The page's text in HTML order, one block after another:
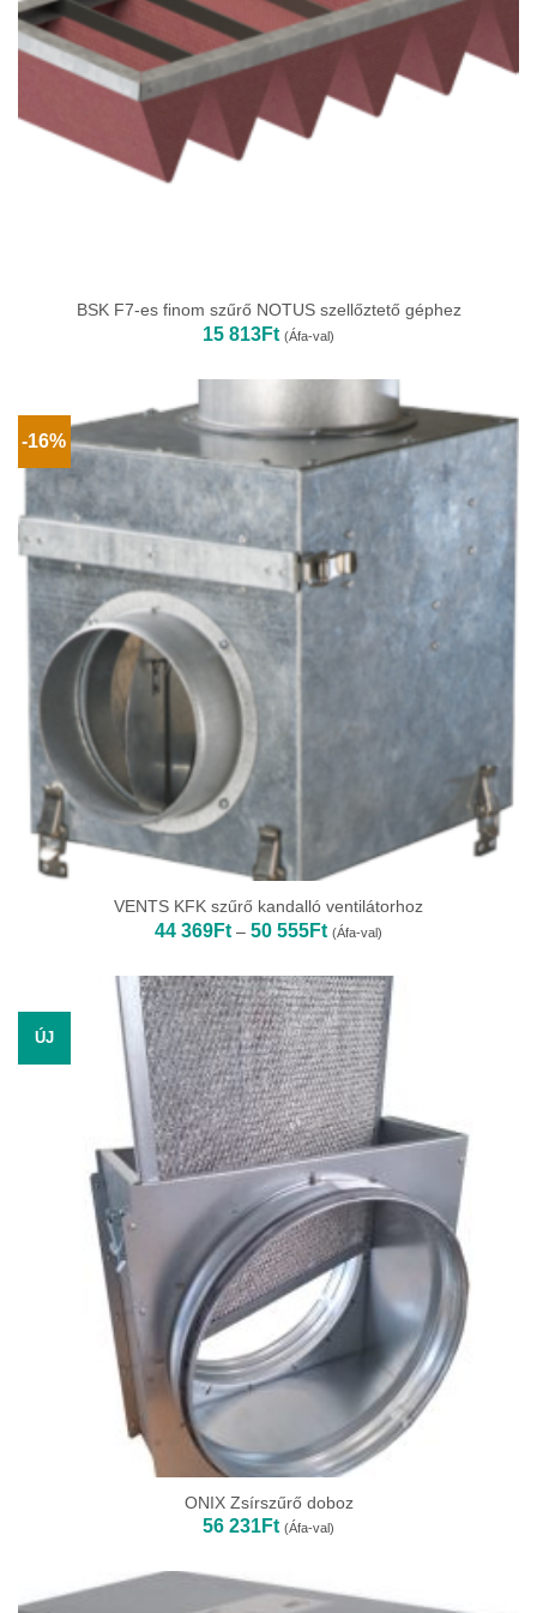
BSK F7-es finom szűrő NOTUS szellőztető géphez
15 813Ft (Áfa-val)
-16%
VENTS KFK szűrő kandalló ventilátorhoz
44 369Ft – 50 555FtÁrtartomány:
44
-
50
555Ft
(Áfa-val)
ÚJ
ONIX Zsírszűrő doboz
56 231Ft (Áfa-val)